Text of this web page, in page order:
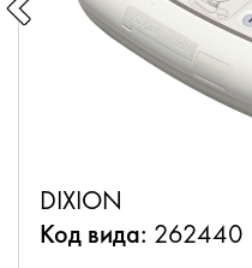
DIXION
Код вида: 262440